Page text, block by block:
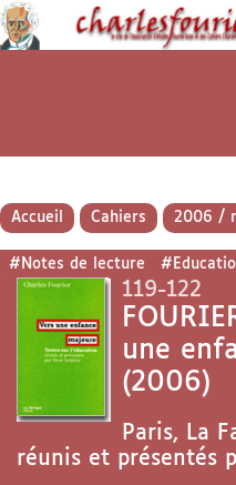
Accueil Cahiers 2006 /
#Notes de lecture
119-122
une
(2006)
Paris, La
réunis et présentés